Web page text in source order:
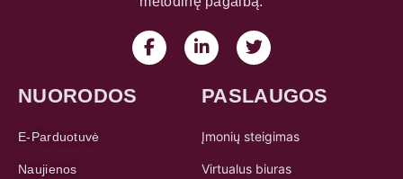
NUORODOS
E-Parduotuvė
Naujienos
„AVKC“ Projektai
PASLAUGOS
Įmonių steigimas
Virtualus biuras
Buhalterinė apskaita